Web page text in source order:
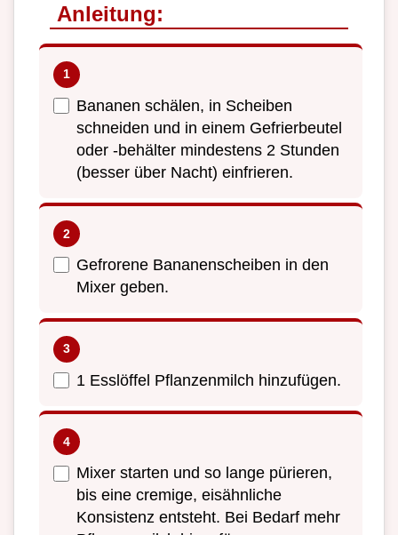
Anleitung:
Bananen schälen, in Scheiben
schneiden und in einem Gefrierbeutel
oder -behälter mindestens 2 Stunden
(besser über Nacht) einfrieren.
Gefrorene Bananenscheiben in den
Mixer geben.
1 Esslöffel Pflanzenmilch hinzufügen.
Mixer starten und so lange pürieren,
bis eine cremige, eisähnliche
Konsistenz entsteht. Bei Bedarf mehr